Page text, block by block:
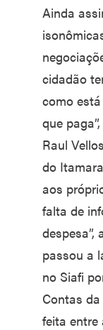
Ainda
cidadão
como
que
Raul
do
aos
falta de
passou a
no Siafi
Contas
feita entre